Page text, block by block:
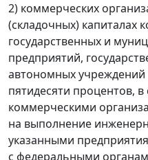
2) коммерческих
(складочных) капиталах
государственных и
предприятий,
автономных учреждений
пятидесяти процентов,
коммерческими
на выполнение
указанными
с федеральными